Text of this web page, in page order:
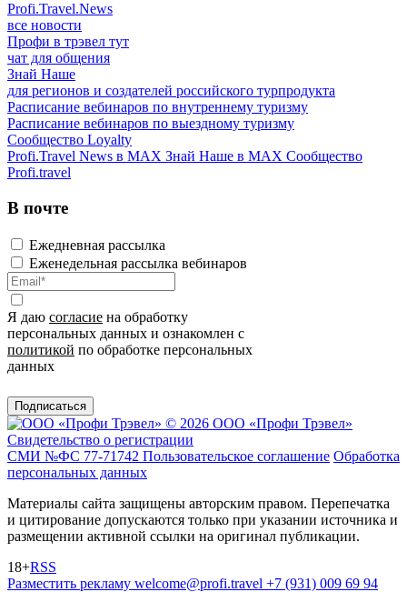
Profi.Travel.News
все новости
Профи в трэвел тут
чат для общения
Знай Наше
для регионов и создателей российского турпродукта
Расписание вебинаров по внутреннему туризму
Расписание вебинаров по выездному туризму
Сообщество Loyalty
Profi.Travel News в MAX Знай Наше в MAX Сообщество
Profi.travel
В почте
Ежедневная рассылка
Еженедельная рассылка вебинаров
Я даю согласие на обработку
персональных данных и ознакомлен с
политикой по обработке персональных
данных
Подписаться
© 2026 ООО «Профи Трэвeл»
Свидетельство о регистрации
СМИ №ФС 77-71742 Пользовательское соглашение Обработка
персональных данных
Материалы сайта защищены авторским правом. Перепечатка
и цитирование допускаются только при указании источника и
размещении активной ссылки на оригинал публикации.
18+RSS
Разместить рекламу welcome@profi.travel +7 (931) 009 69 94